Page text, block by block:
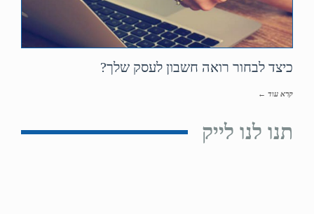
כיצד לבחור רואה חשבון לעסק שלך?
קרא עוד ←
תנו לנו לייק